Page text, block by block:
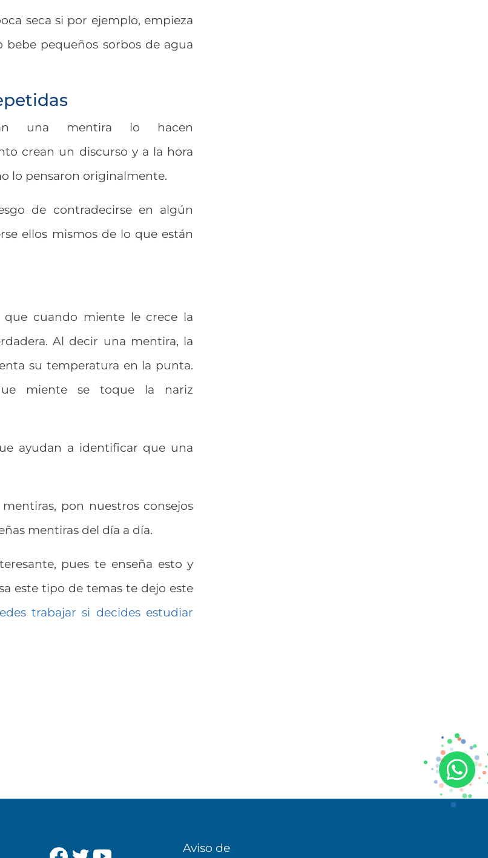
seca si por ejemplo, empieza
pequeños sorbos de agua
una mentira lo hacen
crean un discurso y a la hora
lo pensaron originalmente.
de contradecirse en algún
ellos mismos de lo que están
que cuando miente le crece la
Al decir una mentira, la
su temperatura en la punta.
miente se toque la nariz
ayudan a identificar que una
pon nuestros consejos
mentiras del día a día.
pues te enseña esto y
este tipo de temas te dejo este
trabajar si decides estudiar
Aviso de